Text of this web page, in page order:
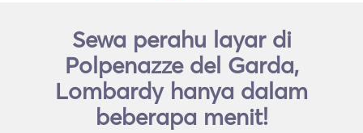
Sewa perahu layar di
Polpenazze del Garda,
Lombardy hanya dalam
beberapa menit!